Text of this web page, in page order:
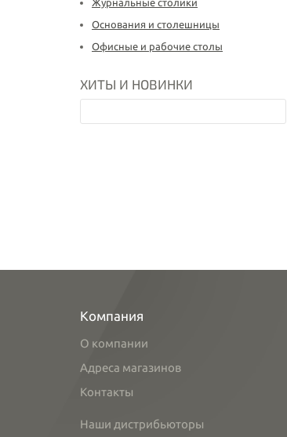
Журнальные столики
Основания и столешницы
Офисные и рабочие столы
ХИТЫ И НОВИНКИ
Компания
О компании
Адреса магазинов
Контакты
Наши дистрибьюторы